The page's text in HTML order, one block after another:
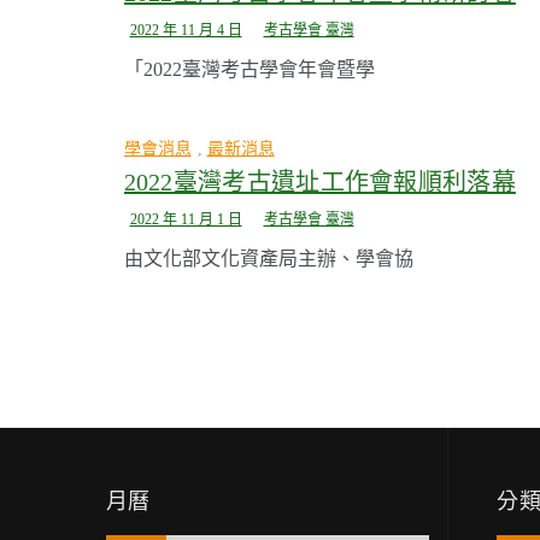
2022 年 11 月 4 日 考古學會 臺灣
「2022臺灣考古學會年會暨學
學會消息 最新消息
2022臺灣考古遺址工作會報順利落幕
2022 年 11 月 1 日 考古學會 臺灣
由文化部文化資產局主辦、學會協
月曆 分類